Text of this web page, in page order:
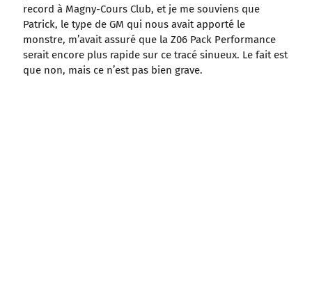
record à Magny-Cours Club, et je me souviens que
Patrick, le type de GM qui nous avait apporté le
monstre, m’avait assuré que la Z06 Pack Performance
serait encore plus rapide sur ce tracé sinueux. Le fait est
que non, mais ce n’est pas bien grave.